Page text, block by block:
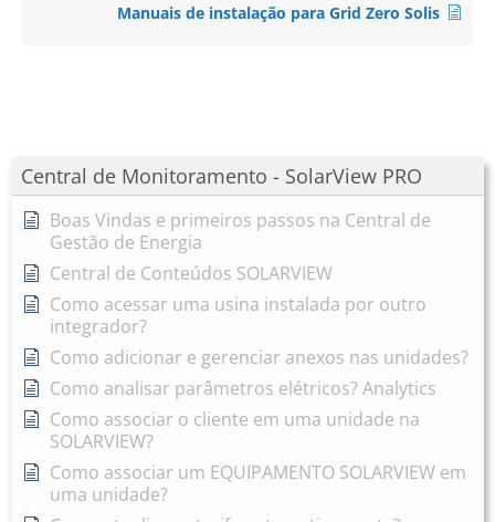
Central de Monitoramento - SolarView PRO
Boas Vindas e primeiros passos na Central de
Gestão de Energia
Central de Conteúdos SOLARVIEW
Como acessar uma usina instalada por outro
integrador?
Como adicionar e gerenciar anexos nas unidades?
Como analisar parâmetros elétricos? Analytics
Como associar o cliente em uma unidade na
SOLARVIEW?
Como associar um EQUIPAMENTO SOLARVIEW em
uma unidade?
Manuais de instalação para Grid Zero Solis